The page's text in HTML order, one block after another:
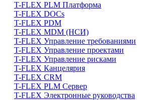
T-FLEX PLM Платформа
T-FLEX DOCs
T-FLEX PDM
T-FLEX MDM (НСИ)
T-FLEX Управление требованиями
T-FLEX Управление проектами
T-FLEX Управление рисками
T-FLEX Канцелярия
T-FLEX CRM
T-FLEX PLM Сервер
T-FLEX Электронные руководства